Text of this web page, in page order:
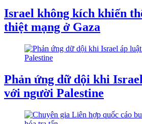
Israel không kích khiến
thiệt mạng ở Gaza
Phản ứng dữ dội khi
với người Palestine